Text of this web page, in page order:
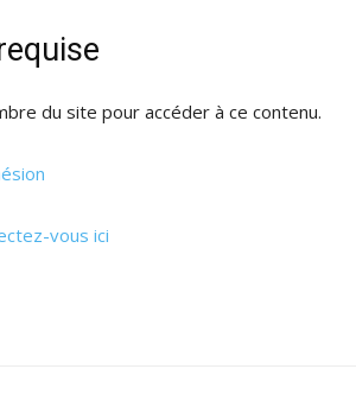
du site pour accéder à ce contenu.
vous ici